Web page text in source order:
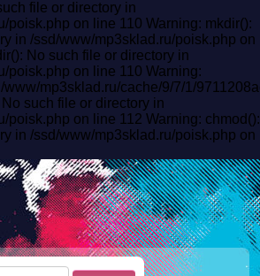
file or directory in
poisk.php on line 110 Warning: mkdir():
in /ssd/www/mp3sklad.ru/poisk.php on
No such file or directory in
poisk.php on line 110 Warning:
mp3sklad.ru/cache/9/7/1/
such file or directory in
poisk.php on line 112 Warning: chmod():
in /ssd/www/mp3sklad.ru/poisk.php on